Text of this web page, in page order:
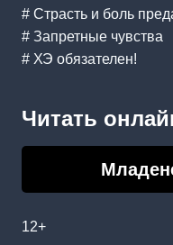
# Страсть и боль
# Запретные чувства
# ХЭ обязателен!
Читать
12+